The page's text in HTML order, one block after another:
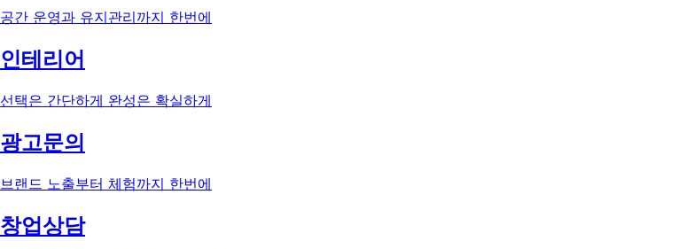
공간 운영과 유지관리까지 한번에
인테리어
선택은 간단하게 완성은 확실하게
광고문의
브랜드 노출부터 체험까지 한번에
창업상담